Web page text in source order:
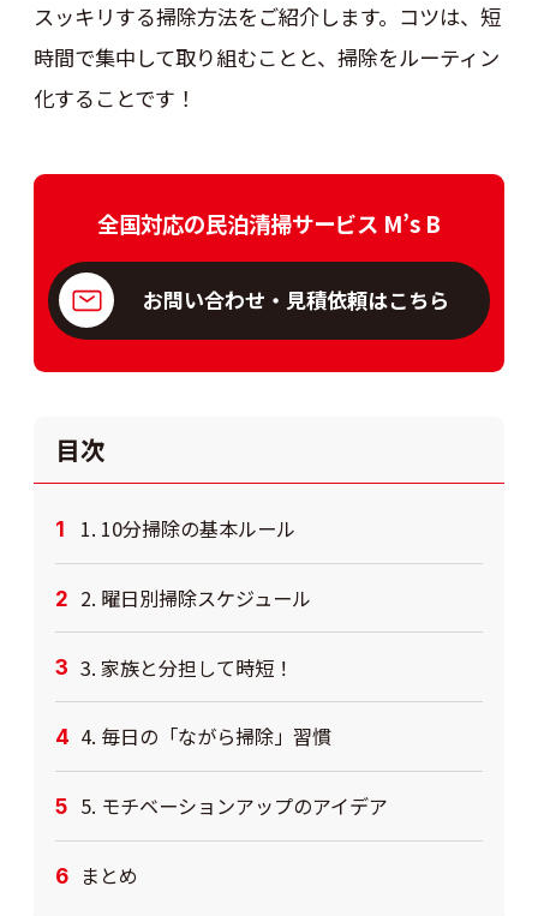
スッキリする掃除方法をご紹介します。コツは、短
時間で集中して取り組むことと、掃除をルーティン
化することです！
全国対応の民泊清掃サービス M’s B
お問い合わせ・見積依頼はこちら
目次
1. 10分掃除の基本ルール
2. 曜日別掃除スケジュール
3. 家族と分担して時短！
4. 毎日の「ながら掃除」習慣
5. モチベーションアップのアイデア
まとめ